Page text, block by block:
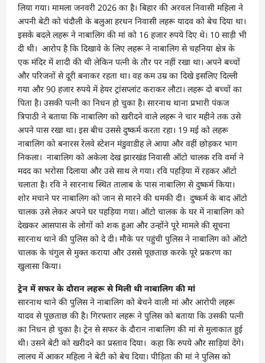
लिया गया। मामला जनवरी 2026 का है। बिहार की अरवल निवासी महिला ने
अपनी बेटी को चंदौली के बलुआ हरधन निवासी लहरू यादव को बेच दिया था।
इसके बदले लहरू ने नाबालिग की मां को 16 हजार रुपये दिए थे। 10 साड़ी भी
दी थी। आरोप है कि दिखावे के लिए लहरू ने नाबालिग से चहनिया क्षेत्र के
एक मंदिर में शादी की थी लेकिन पत्नी के तौर पर नहीं रखा था। अपने बच्चों
और परिजनों से दूरी बनाकर रहता था। वह कम उम्र का दिखे इसलिए दिल्ली
गया और 90 हजार रुपये में हेयर ट्रांसप्लांट कराकर लौटा। लहरू दो बच्चों का
पिता है। उसकी पत्नी का निधन हो चुका है। सारनाथ थाना प्रभारी पंकज
त्रिपाठी ने बताया कि नाबालिग को खरीदने वाले लहरू ने चार महीने तक उसे
अपने पास रखा था। इस बीच उससे दुष्कर्म करता रहा। 19 मई को लहरू
नाबालिग को बनारस रेलवे स्टेशन मंडुवाडीह ले आया और वहीं छोड़कर भाग
निकला। नाबालिग को अकेला देख झारखंड निवासी ऑटो चालक रवि वर्मा ने
मदद का भरोसा दिलाया और उसे साथ ले गया। रवि पहड़िया में रहकर ऑटो
चलाता है। रवि ने सारनाथ स्थित तालाब के पास नाबालिग से दुष्कर्म किया।
शोर मचाने पर नाबालिग को जान से मारने की धमकी दी। दुष्कर्म के बाद ऑटो
चालक उसे लेकर अपने घर पहड़िया गया। ऑटो चालक के घर में नाबालिग को
देखकर आसपास के लोगों को शक हुआ और उन्होंने पूरे मामले की सूचना
सारनाथ थाने की पुलिस को दे दी। मौके पर पहुंची पुलिस ने नाबालिग को ऑटो
चालक के चंगुल से मुक्त कराया और उससे पूछताछ करके पूरे प्रकरण का
खुलासा किया।
ट्रेन में सफर के दौरान लहरू से मिली थी नाबालिग की मां
सारनाथ थाने की पुलिस ने नाबालिग को बेचने वाली मां और आरोपी लहरू
यादव से पूछताछ की है। गिरफ्तार लहरू ने पुलिस को बताया कि उसकी पत्नी
का निधन हो चुका है। ट्रेन से सफर के दौरान नाबालिग की मां से मुलाकात हुई
थी। उसने बेटी को खरीदने का प्रस्ताव दिया। कहा कि रुपये और साड़ियां देंगे।
लालच में आकर महिला ने बेटी को बेच दिया। पीड़िता की मां ने पुलिस को